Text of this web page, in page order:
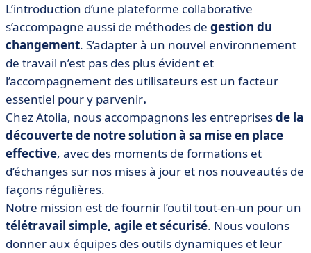
L’introduction d’une plateforme collaborative
s’accompagne aussi de méthodes de gestion du
changement. S’adapter à un nouvel environnement
de travail n’est pas des plus évident et
l’accompagnement des utilisateurs est un facteur
essentiel pour y parvenir.
Chez Atolia, nous accompagnons les entreprisesde la
découverte de notre solution à sa mise en place
effective, avec des moments de formations et
d’échanges sur nos mises à jour et nos nouveautés de
façons régulières.
Notre mission est de fournir l’outil tout-en-un pour un
télétravail simple, agile et sécurisé. Nous voulons
donner aux équipes des outils dynamiques et leur